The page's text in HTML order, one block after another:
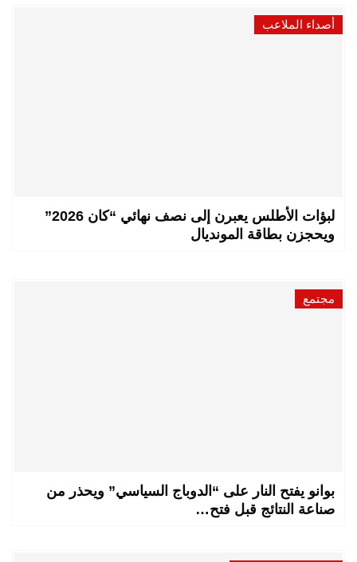
أصداء الملاعب
لبؤات الأطلس يعبرن إلى نصف نهائي “كان 2026”
ويحجزن بطاقة المونديال
مجتمع
بوانو يفتح النار على “الدوباج السياسي” ويحذر من
صناعة النتائج قبل فتح…